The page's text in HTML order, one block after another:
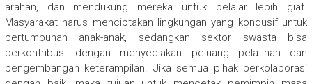
arahan, dan mendukung mereka untuk belajar lebih giat.
Masyarakat harus menciptakan lingkungan yang kondusif untuk
pertumbuhan anak-anak, sedangkan sektor swasta bisa
berkontribusi dengan menyediakan peluang pelatihan dan
pengembangan keterampilan. Jika semua pihak berkolaborasi